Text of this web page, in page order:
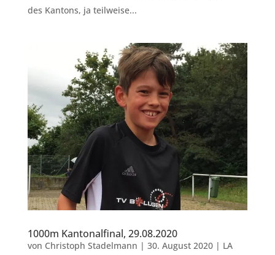
des Kantons, ja teilweise...
1000m Kantonalfinal, 29.08.2020
von Christoph Stadelmann | 30. August 2020| LA